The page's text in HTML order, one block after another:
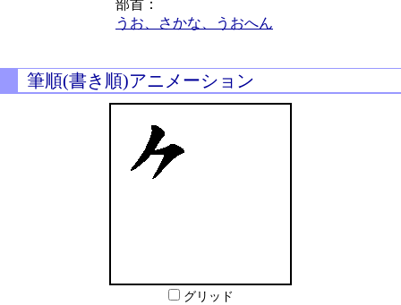
部首：
うお、さかな、うおへん
筆順(書き順)アニメーション
グリッド